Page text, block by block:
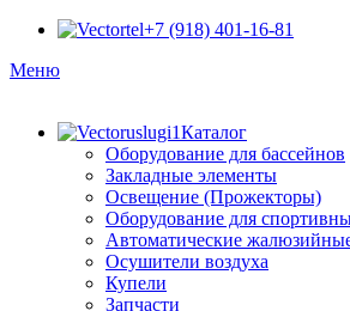
+7 (918) 401-16-81
Меню
Каталог
Оборудование для бассейнов
Закладные элементы
Освещение (Прожекторы)
Оборудование для
Автоматические
Осушители воздуха
Купели
Запчасти